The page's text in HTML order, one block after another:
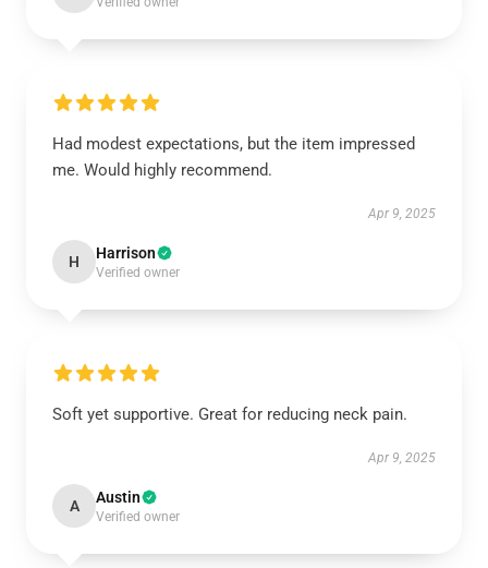
Had modest expectations, but the item impressed
me. Would highly recommend.
Apr 9, 2025
H Harrison
Verified owner
Soft yet supportive. Great for reducing neck pain.
Apr 9, 2025
A Austin
Verified owner